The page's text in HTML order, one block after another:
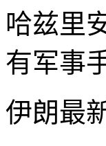
哈兹里
有军事
伊朗最